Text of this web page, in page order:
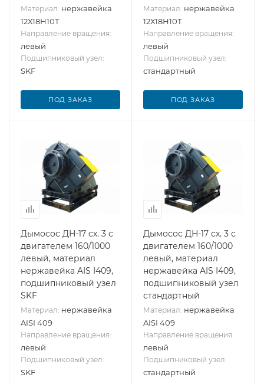
Материал: нержавейка
12Х18Н10Т
Направление вращения:
левый
Подшипниковый узел:
SKF
ПОД ЗАКАЗ
Материал: нержавейка
12Х18Н10Т
Направление вращения:
левый
Подшипниковый узел:
стандартный
ПОД ЗАКАЗ
Дымосос ДН-17 сх. 3 с
двигателем 160/1000
левый, материал
нержавейка AIS I409,
подшипниковый узел
SKF
Материал: нержавейка
AISI 409
Направление вращения:
левый
Подшипниковый узел:
SKF
Дымосос ДН-17 сх. 3 с
двигателем 160/1000
левый, материал
нержавейка AIS I409,
подшипниковый узел
стандартный
Материал: нержавейка
AISI 409
Направление вращения:
левый
Подшипниковый узел:
стандартный